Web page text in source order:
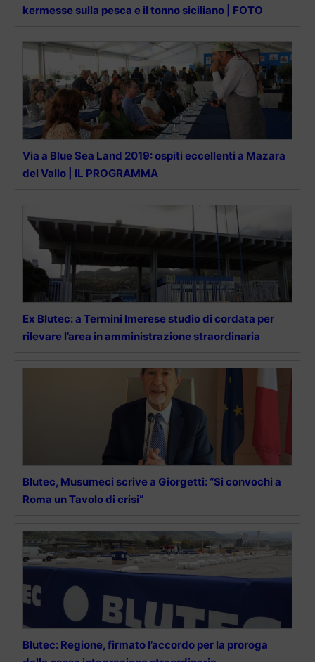
kermesse sulla pesca e il tonno siciliano | FOTO
Via a Blue Sea Land 2019: ospiti eccellenti a Mazara
del Vallo | IL PROGRAMMA
Ex Blutec: a Termini Imerese studio di cordata per
rilevare l’area in amministrazione straordinaria
Blutec, Musumeci scrive a Giorgetti: “Si convochi a
Roma un Tavolo di crisi”
Blutec: Regione, firmato l’accordo per la proroga